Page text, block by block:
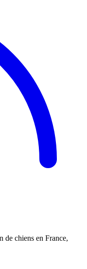
de chiens en France,